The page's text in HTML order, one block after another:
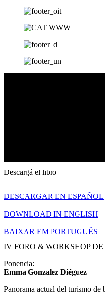
Descargá el libro
DESCARGAR EN ESPAÑOL
DOWNLOAD IN ENGLISH
BAIXAR EM PORTUGUÊS
IV FORO & WORKSHOP
Ponencia:
Emma Gonzalez Diéguez
Panorama actual del turismo de